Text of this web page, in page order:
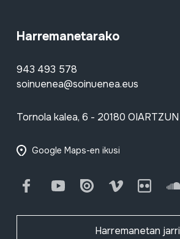
Harremanetarako
943 493 578
soinuenea@soinuenea.eus
Tornola kalea, 6 - 20180 OIARTZUN
Google Maps-en ikusi
FacebookYoutube Issuu Vimeo Flickr
Harremanetan jarri